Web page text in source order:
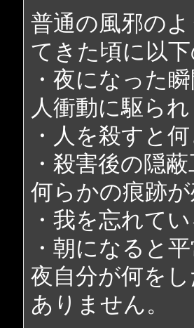
普通の風邪の
てきた頃に以
・夜になった
人衝動に駆ら
・人を殺すと
・殺害後の隠
何らかの痕跡
・我を忘れて
・朝になると
夜自分が何を
ありません。